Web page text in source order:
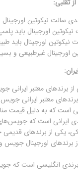
تقلبی:
سالت نیکوتین
اورجینال باید
اورجینال باید
اورجینال غیرطبیعی و
از برندهای معتبر
برندهای معتبر ایرانی
است که به دلیل قیمت
ایرانی است که
یکی از برندهای
برندهای اورجینال
انگلیسی است که